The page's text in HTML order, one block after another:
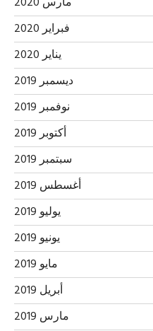
فبراير 2020
يناير 2020
ديسمبر 2019
نوفمبر 2019
أكتوبر 2019
سبتمبر 2019
أغسطس 2019
يوليو 2019
يونيو 2019
مايو 2019
أبريل 2019
مارس 2019